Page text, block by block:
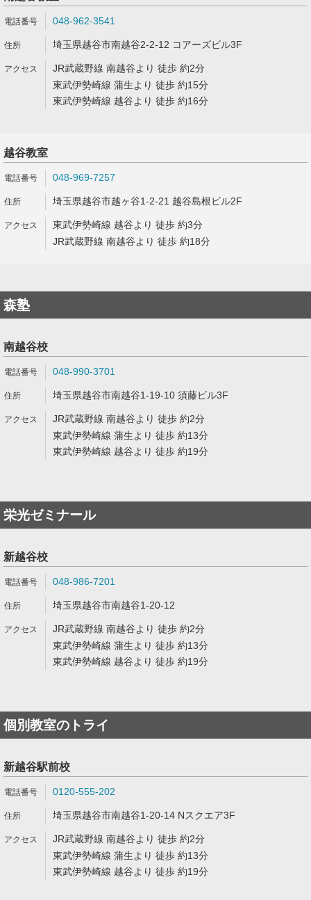
048-962-3541
埼玉県越谷市南越谷2-2-12 コアーズビル3F
JR武蔵野線 南越谷より 徒歩 約2分
東武伊勢崎線 蒲生より 徒歩 約15分
東武伊勢崎線 越谷より 徒歩 約16分
越谷教室
048-969-7257
埼玉県越谷市越ヶ谷1-2-21 越谷島根ビル2F
東武伊勢崎線 越谷より 徒歩 約3分
JR武蔵野線 南越谷より 徒歩 約18分
森塾
南越谷校
048-990-3701
埼玉県越谷市南越谷1-19-10 須藤ビル3F
JR武蔵野線 南越谷より 徒歩 約2分
東武伊勢崎線 蒲生より 徒歩 約13分
東武伊勢崎線 越谷より 徒歩 約19分
栄光ゼミナール
新越谷校
048-986-7201
埼玉県越谷市南越谷1-20-12
JR武蔵野線 南越谷より 徒歩 約2分
東武伊勢崎線 蒲生より 徒歩 約13分
東武伊勢崎線 越谷より 徒歩 約19分
個別教室のトライ
新越谷駅前校
0120-555-202
埼玉県越谷市南越谷1-20-14 Nスクエア3F
JR武蔵野線 南越谷より 徒歩 約2分
東武伊勢崎線 蒲生より 徒歩 約13分
東武伊勢崎線 越谷より 徒歩 約19分